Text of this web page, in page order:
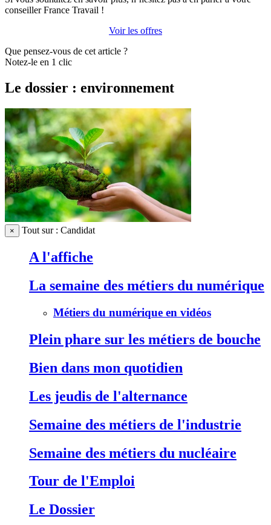
conseiller France Travail !
Voir les offres
Que pensez-vous de cet article ?
Notez-le en 1 clic
Le dossier : environnement
× Tout sur : Candidat
A l'affiche
La semaine des métiers du numérique
Métiers du numérique en vidéos
Plein phare sur les métiers de bouche
Bien dans mon quotidien
Les jeudis de l'alternance
Semaine des métiers de l'industrie
Semaine des métiers du nucléaire
Tour de l'Emploi
Le Dossier